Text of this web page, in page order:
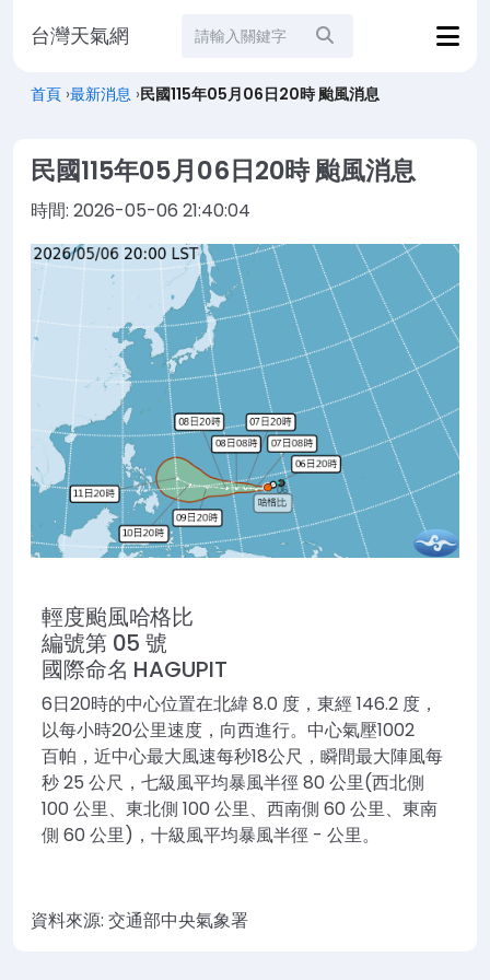
台灣天氣網 站內搜尋
首頁 ›最新消息 ›民國115年05月06日20時 颱風消息
民國115年05月06日20時 颱風消息
時間: 2026-05-06 21:40:04
輕度颱風哈格比
編號第 05 號
國際命名 HAGUPIT
6日20時的中心位置在北緯 8.0 度，東經 146.2 度，
以每小時20公里速度，向西進行。 中心氣壓1002
百帕 ， 近中心最大風速每秒18公尺 ，瞬間最大陣風每
秒 25 公尺，七級風平均暴風半徑 80 公里(西北側
100 公里、東北側 100 公里、西南側 60 公里、東南
側 60 公里)，十級風平均暴風半徑 - 公里。
資料來源: 交通部中央氣象署